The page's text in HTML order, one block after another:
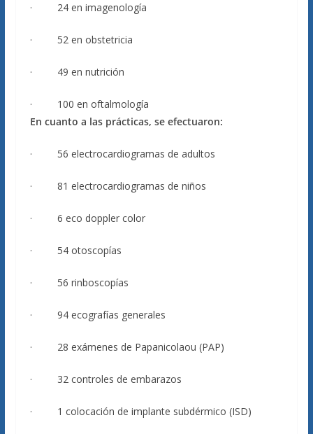
· 24 en imagenología
· 52 en obstetricia
· 49 en nutrición
· 100 en oftalmología
En cuanto a las prácticas, se efectuaron:
· 56 electrocardiogramas de adultos
· 81 electrocardiogramas de niños
· 6 eco doppler color
· 54 otoscopías
· 56 rinboscopías
· 94 ecografías generales
· 28 exámenes de Papanicolaou (PAP)
· 32 controles de embarazos
· 1 colocación de implante subdérmico (ISD)